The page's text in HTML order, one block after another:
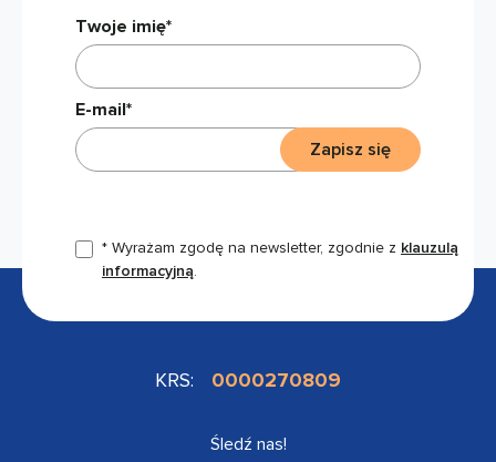
Twoje imię*
E-mail*
* Wyrażam zgodę na newsletter, zgodnie z klauzulą
informacyjną.
Zapisz się
KRS: 0000270809
Śledź nas!